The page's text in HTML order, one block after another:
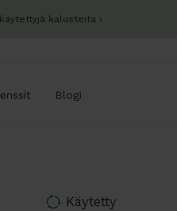
kalusteita
Blogi
Käytetty